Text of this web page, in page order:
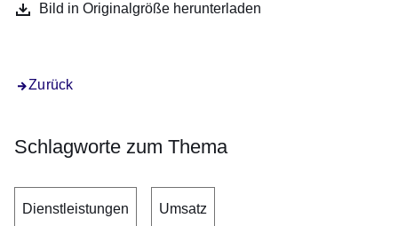
Bild in Originalgröße herunterladen
Zurück
Schlagworte zum Thema
Dienstleistungen Umsatz